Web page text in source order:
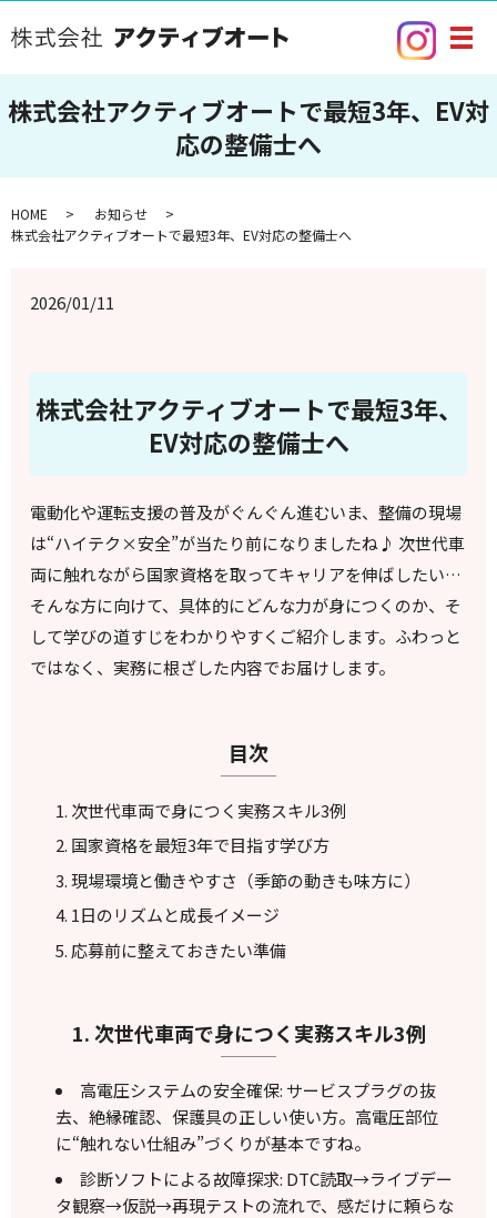
メ
株式会社アクティブオートで最短3年、EV対
応の整備士へ
HOME
お知らせ
株式会社アクティブオートで最短3年、EV対応の整備士へ
2026/01/11
株式会社アクティブオートで最短3年、
EV対応の整備士へ
電動化や運転支援の普及がぐんぐん進むいま、整備の現場
は“ハイテク×安全”が当たり前になりましたね♪ 次世代車
両に触れながら国家資格を取ってキャリアを伸ばしたい…
そんな方に向けて、具体的にどんな力が身につくのか、そ
して学びの道すじをわかりやすくご紹介します。ふわっと
ではなく、実務に根ざした内容でお届けします。
目次
次世代車両で身につく実務スキル3例
国家資格を最短3年で目指す学び方
現場環境と働きやすさ（季節の動きも味方に）
1日のリズムと成長イメージ
応募前に整えておきたい準備
1. 次世代車両で身につく実務スキル3例
高電圧システムの安全確保: サービスプラグの抜
去、絶縁確認、保護具の正しい使い方。高電圧部位
に“触れない仕組み”づくりが基本ですね。
診断ソフトによる故障探求: DTC読取→ライブデー
タ観察→仮説→再現テストの流れで、感だけに頼らな